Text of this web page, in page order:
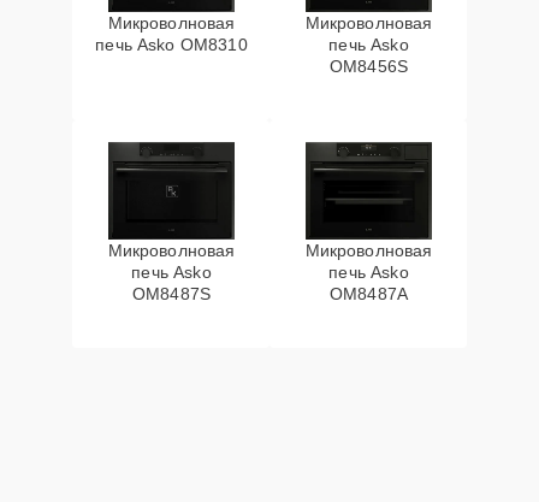
Микроволновая
печь Asko OM8310
Микроволновая
печь Asko
OM8456S
Микроволновая
печь Asko
OM8487S
Микроволновая
печь Asko
OM8487A